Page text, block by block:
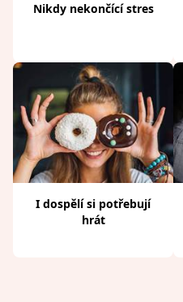
Nikdy nekončící stres
I dospělí si potřebují
hrát